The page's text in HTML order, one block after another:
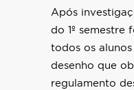
Após
do 1º semestre
todos os
desenho que
regulamento